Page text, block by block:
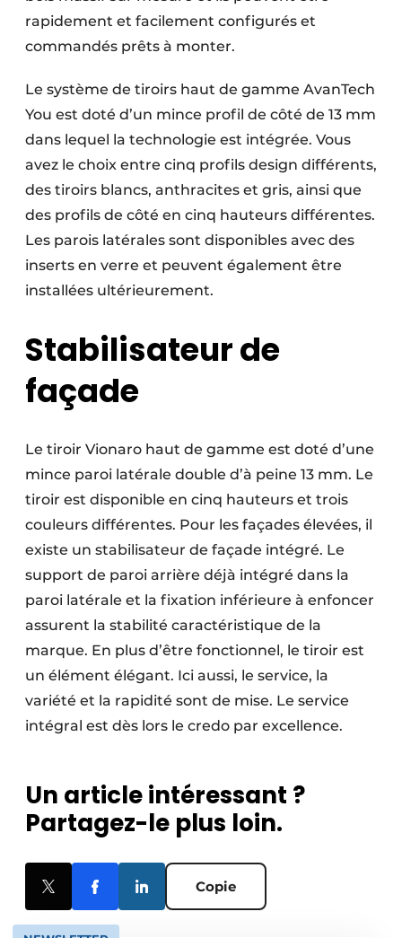
rapidement et facilement configurés et
commandés prêts à monter.
Le système de tiroirs haut de gamme AvanTech
You est doté d’un mince profil de côté de 13 mm
dans lequel la technologie est intégrée. Vous
avez le choix entre cinq profils design différents,
des tiroirs blancs, anthracites et gris, ainsi que
des profils de côté en cinq hauteurs différentes.
Les parois latérales sont disponibles avec des
inserts en verre et peuvent également être
installées ultérieurement.
Stabilisateur de
façade
Le tiroir Vionaro haut de gamme est doté d’une
mince paroi latérale double d’à peine 13 mm. Le
tiroir est disponible en cinq hauteurs et trois
couleurs différentes. Pour les façades élevées, il
existe un stabilisateur de façade intégré. Le
support de paroi arrière déjà intégré dans la
paroi latérale et la fixation inférieure à enfoncer
assurent la stabilité caractéristique de la
marque. En plus d’être fonctionnel, le tiroir est
un élément élégant. Ici aussi, le service, la
variété et la rapidité sont de mise. Le service
intégral est dès lors le credo par excellence.
Un article intéressant ?
Partagez-le plus loin.
Copie